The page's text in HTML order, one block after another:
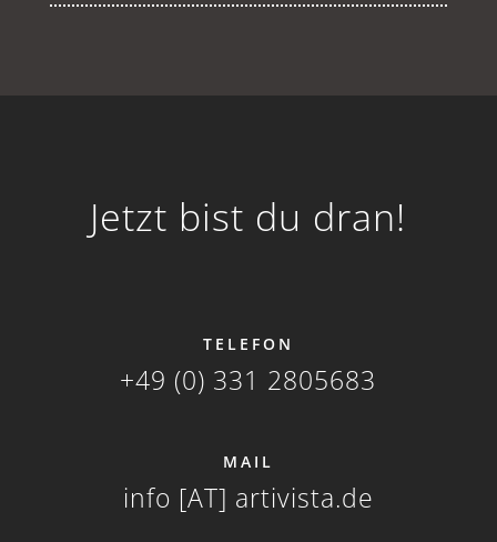
Jetzt bist du dran!
TELEFON
+49 (0) 331 2805683
MAIL
info [AT] artivista.de